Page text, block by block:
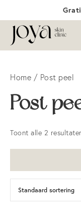
Home / Post peel
Post
Toont alle 2